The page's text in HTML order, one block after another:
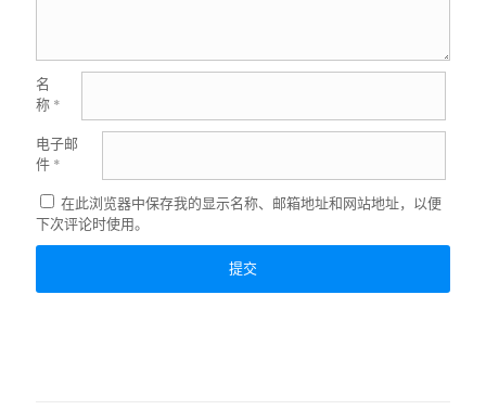
名
称 *
电子邮
件 *
在此浏览器中保存我的显示名称、邮箱地址和网站地址，以便
下次评论时使用。